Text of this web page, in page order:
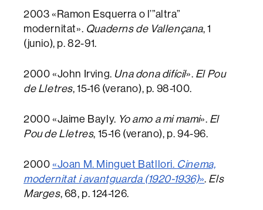
2003 «Ramon Esquerra o l’”altra”
modernitat». Quaderns de Vallençana, 1
(junio), p. 82-91.
2000 «John Irving. Una dona difícil». El Pou
de Lletres, 15-16 (verano), p. 98-100.
2000 «Jaime Bayly. Yo amo a mi mami». El
Pou de Lletres, 15-16 (verano), p. 94-96.
2000 «Joan M. Minguet Batllori. Cinema,
modernitat i avantguarda (1920-1936)». Els
Marges, 68, p. 124-126.